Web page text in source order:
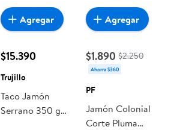
$15.390
Trujillo
Taco Jamón
Serrano 350 g
Agregar
$1.890 $2.250
Ahorra $360
PF
Jamón Colonial
Corte Pluma
Agregar